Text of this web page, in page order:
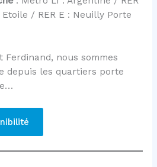
/ RER E : Neuilly Porte
Ferdinand, nous sommes
depuis les quartiers porte